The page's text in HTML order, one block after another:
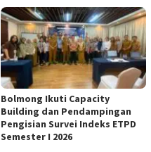
Bolmong Ikuti Capacity
Building dan Pendampingan
Pengisian Survei Indeks ETPD
Semester I 2026